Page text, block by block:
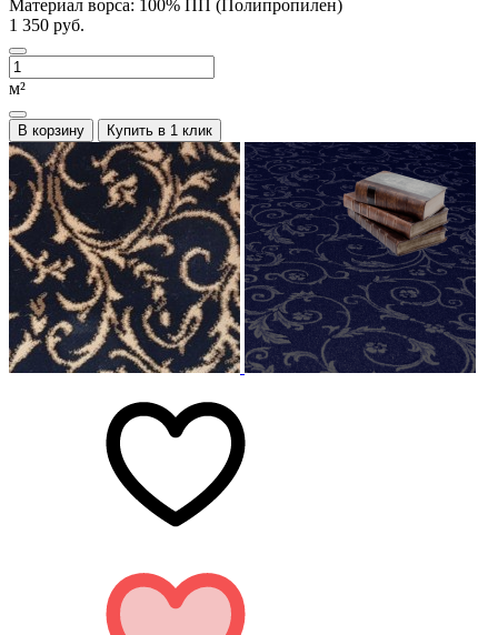
Материал ворса: 100% ПП (Полипропилен)
1 350 руб.
м²
В корзину Купить в 1 клик